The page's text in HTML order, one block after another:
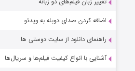
اضافه کردن صدای دوبله به ویدئو
راهنمای دانلود از سایت دوستی ها
آشنایی با انواع کیفیت فیلم‌ها و سریال‌ها